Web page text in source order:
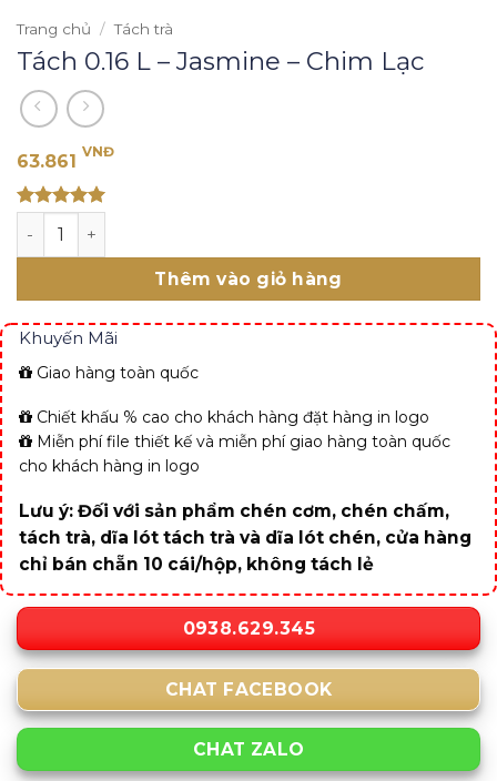
Trang chủ / Tách trà
Tách 0.16 L – Jasmine – Chim Lạc
63.861 VNĐ
out of 5
Tách 0.16 L - Jasmine - Chim Lạc số lượng
Thêm vào giỏ hàng
Khuyến Mãi
Giao hàng toàn quốc
Chiết khấu % cao cho khách hàng đặt hàng in logo
Miễn phí file thiết kế và miễn phí giao hàng toàn quốc
cho khách hàng in logo
Lưu ý: Đối với sản phẩm chén cơm, chén chấm,
tách trà, dĩa lót tách trà và dĩa lót chén, cửa hàng
chỉ bán chẵn 10 cái/hộp, không tách lẻ
0938.629.345
CHAT FACEBOOK
CHAT ZALO